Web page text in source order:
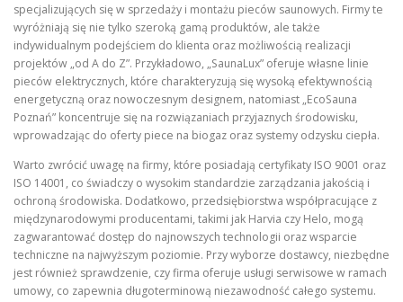
specjalizujących się w sprzedaży i montażu pieców saunowych. Firmy te
wyróżniają się nie tylko szeroką gamą produktów, ale także
indywidualnym podejściem do klienta oraz możliwością realizacji
projektów „od A do Z”. Przykładowo, „SaunaLux” oferuje własne linie
pieców elektrycznych, które charakteryzują się wysoką efektywnością
energetyczną oraz nowoczesnym designem, natomiast „EcoSauna
Poznań” koncentruje się na rozwiązaniach przyjaznych środowisku,
wprowadzając do oferty piece na biogaz oraz systemy odzysku ciepła.
Warto zwrócić uwagę na firmy, które posiadają certyfikaty ISO 9001 oraz
ISO 14001, co świadczy o wysokim standardzie zarządzania jakością i
ochroną środowiska. Dodatkowo, przedsiębiorstwa współpracujące z
międzynarodowymi producentami, takimi jak Harvia czy Helo, mogą
zagwarantować dostęp do najnowszych technologii oraz wsparcie
techniczne na najwyższym poziomie. Przy wyborze dostawcy, niezbędne
jest również sprawdzenie, czy firma oferuje usługi serwisowe w ramach
umowy, co zapewnia długoterminową niezawodność całego systemu.